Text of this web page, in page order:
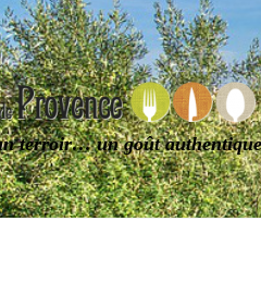
terroir… un goût authentique